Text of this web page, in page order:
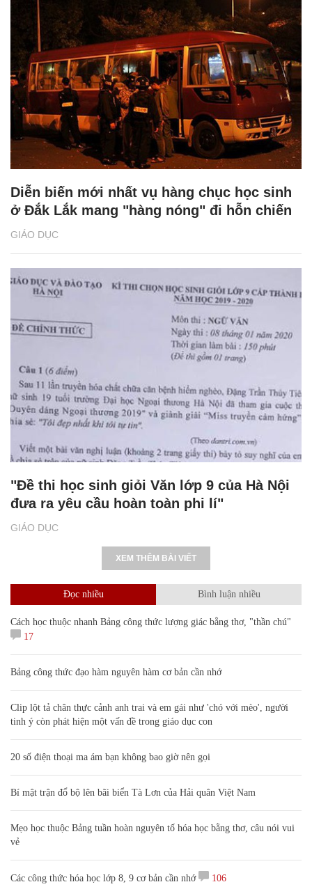
GIÁO DỤC
Diễn biến mới nhất vụ hàng chục học sinh
ở Đắk Lắk mang "hàng nóng" đi hỗn chiến
GIÁO DỤC
"Đề thi học sinh giỏi Văn lớp 9 của Hà Nội
đưa ra yêu cầu hoàn toàn phi lí"
XEM THÊM BÀI VIẾT
Đọc nhiều Bình luận nhiều
Cách học thuộc nhanh Bảng công thức lượng giác bằng thơ, "thần chú"
17
Bảng công thức đạo hàm nguyên hàm cơ bản cần nhớ
Clip lột tả chân thực cảnh anh trai và em gái như 'chó với mèo', người
tinh ý còn phát hiện một vấn đề trong giáo dục con
20 số điện thoại ma ám bạn không bao giờ nên gọi
Bí mật trận đổ bộ lên bãi biển Tà Lơn của Hải quân Việt Nam
Mẹo học thuộc Bảng tuần hoàn nguyên tố hóa học bằng thơ, câu nói vui
vẻ
Các công thức hóa học lớp 8, 9 cơ bản cần nhớ 106